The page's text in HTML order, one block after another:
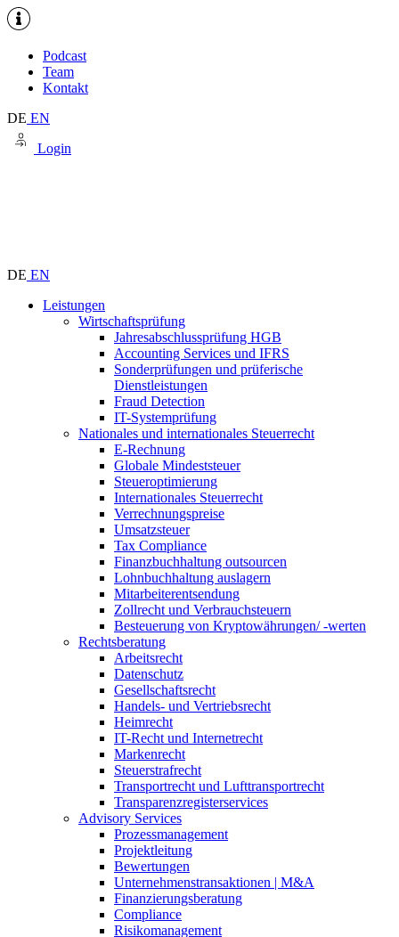
Podcast
Team
Kontakt
DE EN
Login
DE EN
Leistungen
Wirtschaftsprüfung
Jahresabschlussprüfung HGB
Accounting Services und IFRS
Sonderprüfungen und prüferische
Dienstleistungen
Fraud Detection
IT-Systemprüfung
Nationales und internationales Steuerrecht
E-Rechnung
Globale Mindeststeuer
Steueroptimierung
Internationales Steuerrecht
Verrechnungspreise
Umsatzsteuer
Tax Compliance
Finanzbuchhaltung outsourcen
Lohnbuchhaltung auslagern
Mitarbeiterentsendung
Zollrecht und Verbrauchsteuern
Besteuerung von Kryptowährungen/ -werten
Rechtsberatung
Arbeitsrecht
Datenschutz
Gesellschaftsrecht
Handels- und Vertriebsrecht
Heimrecht
IT-Recht und Internetrecht
Markenrecht
Steuerstrafrecht
Transportrecht und Lufttransportrecht
Transparenzregisterservices
Advisory Services
Prozessmanagement
Projektleitung
Bewertungen
Unternehmenstransaktionen | M&A
Finanzierungsberatung
Compliance
Risikomanagement